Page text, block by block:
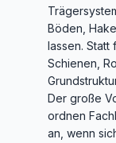
Böden,
lassen.
Schienen,
Der große
ordnen
an, wenn